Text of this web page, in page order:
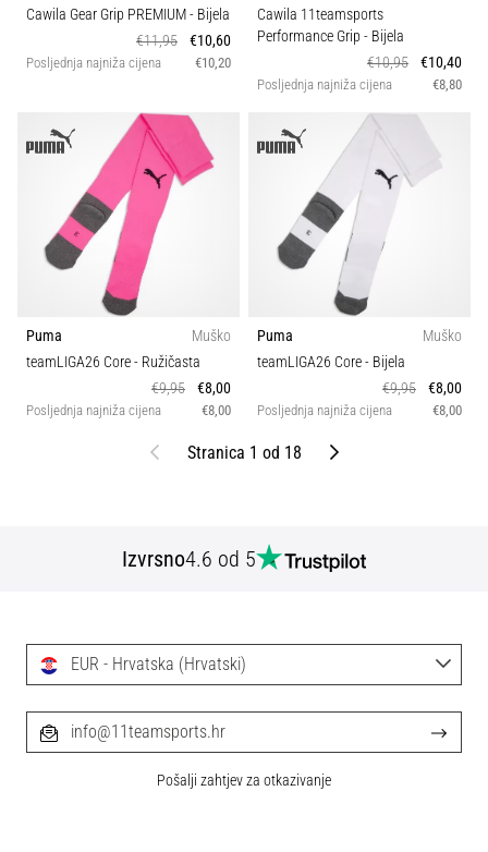
Cawila Gear Grip PREMIUM- Bijela
€11,95
€10,60
Posljednja najniža cijena €10,20
Cawila 11teamsports
Performance Grip - Bijela
€10,95
€10,40
Posljednja najniža cijena €8,80
Puma
Muško
teamLIGA26 Core- Ružičasta
€9,95
€8,00
Posljednja najniža cijena €8,00
Puma
Muško
teamLIGA26 Core- Bijela
€9,95
€8,00
Posljednja najniža cijena €8,00
PrethodniStranica 1 od 18 Sljedeći
Izvrsno4.6 od 5
EUR - Hrvatska (Hrvatski)
info@11teamsports.hr
Pošalji zahtjev za otkazivanje